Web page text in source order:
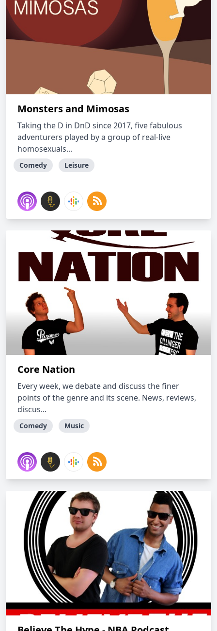
Monsters and Mimosas
Taking the D in DnD since 2017, five fabulous
adventurers played by a group of real-live
homosexuals...
Comedy Leisure
Core Nation
Every week, we debate and discuss the finer
points of the genre and its scene. News, reviews,
discus...
Comedy Music